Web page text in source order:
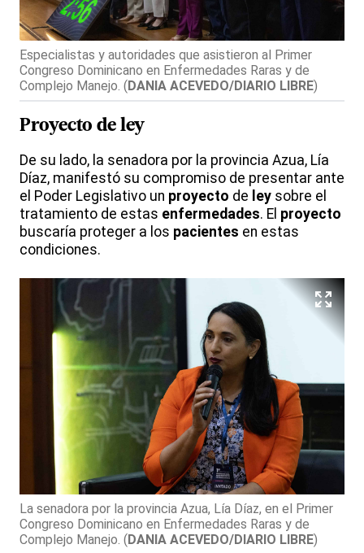
Especialistas y autoridades que asistieron al Primer
Congreso Dominicano en Enfermedades Raras y de
Complejo Manejo. (DANIA ACEVEDO/DIARIO LIBRE)
Proyecto de ley
De su lado, la senadora por la provincia Azua, Lía
Díaz, manifestó su compromiso de presentar ante
el Poder Legislativo un proyecto de ley sobre el
tratamiento de estas enfermedades. El proyecto
buscaría proteger a los pacientes en estas
condiciones.
La senadora por la provincia Azua, Lía Díaz, en el Primer
Congreso Dominicano en Enfermedades Raras y de
Complejo Manejo. ( DANIA ACEVEDO/DIARIO LIBRE)